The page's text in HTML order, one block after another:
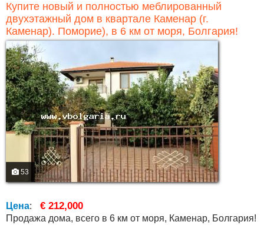
Купите новый и полностью меблированный
двухэтажный дом в квартале Каменар (г.
Каменар). Поморие), в 6 км от моря, Болгария!
53
Цена: € 212,000
Продажа дома, всего в 6 км от моря, Каменар, Болгария!